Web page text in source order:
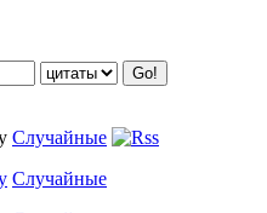
Случайные
Случайные